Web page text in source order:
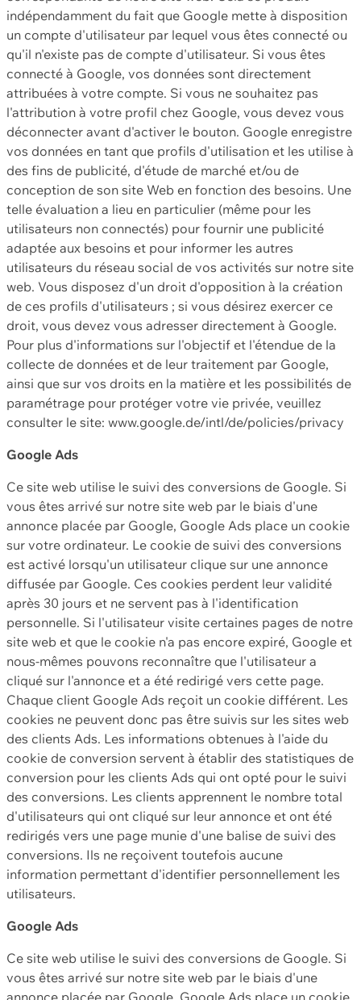
indépendamment du fait que Google mette à disposition
un compte d'utilisateur par lequel vous êtes connecté ou
qu'il n'existe pas de compte d'utilisateur. Si vous êtes
connecté à Google, vos données sont directement
attribuées à votre compte. Si vous ne souhaitez pas
l'attribution à votre profil chez Google, vous devez vous
déconnecter avant d'activer le bouton. Google enregistre
vos données en tant que profils d'utilisation et les utilise à
des fins de publicité, d'étude de marché et/ou de
conception de son site Web en fonction des besoins. Une
telle évaluation a lieu en particulier (même pour les
utilisateurs non connectés) pour fournir une publicité
adaptée aux besoins et pour informer les autres
utilisateurs du réseau social de vos activités sur notre site
web. Vous disposez d'un droit d'opposition à la création
de ces profils d'utilisateurs ; si vous désirez exercer ce
droit, vous devez vous adresser directement à Google.
Pour plus d'informations sur l'objectif et l'étendue de la
collecte de données et de leur traitement par Google,
ainsi que sur vos droits en la matière et les possibilités de
paramétrage pour protéger votre vie privée, veuillez
consulter le site: www.google.de/intl/de/policies/privacy
Google Ads
Ce site web utilise le suivi des conversions de Google. Si
vous êtes arrivé sur notre site web par le biais d'une
annonce placée par Google, Google Ads place un cookie
sur votre ordinateur. Le cookie de suivi des conversions
est activé lorsqu'un utilisateur clique sur une annonce
diffusée par Google. Ces cookies perdent leur validité
après 30 jours et ne servent pas à l'identification
personnelle. Si l'utilisateur visite certaines pages de notre
site web et que le cookie n'a pas encore expiré, Google et
nous-mêmes pouvons reconnaître que l'utilisateur a
cliqué sur l'annonce et a été redirigé vers cette page.
Chaque client Google Ads reçoit un cookie différent. Les
cookies ne peuvent donc pas être suivis sur les sites web
des clients Ads. Les informations obtenues à l'aide du
cookie de conversion servent à établir des statistiques de
conversion pour les clients Ads qui ont opté pour le suivi
des conversions. Les clients apprennent le nombre total
d'utilisateurs qui ont cliqué sur leur annonce et ont été
redirigés vers une page munie d'une balise de suivi des
conversions. Ils ne reçoivent toutefois aucune
information permettant d'identifier personnellement les
utilisateurs.
Google Ads
Ce site web utilise le suivi des conversions de Google. Si
vous êtes arrivé sur notre site web par le biais d'une